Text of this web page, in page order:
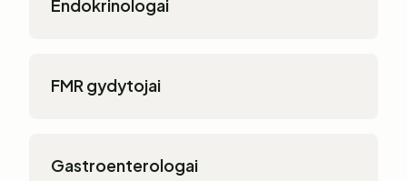
FMR gydytojai
Gastroenterologai